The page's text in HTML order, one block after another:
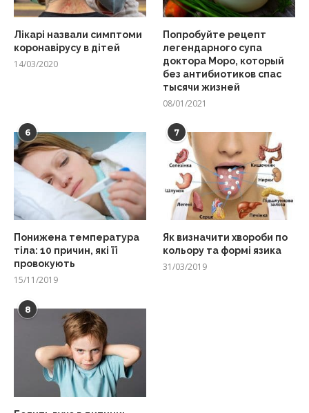
Лікарі назвали симптоми
коронавірусу в дітей
14/03/2020
Попробуйте рецепт
легендарного супа
доктора Моро, который
без антибиотиков спас
тысячи жизней
08/01/2021
6
Понижена температура
тіла: 10 причин, які її
провокують
15/11/2019
7
Як визначити хвороби по
кольору та формі язика
31/03/2019
8